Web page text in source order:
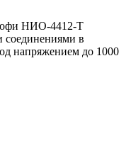
НИО-4412-Т
соединениями в
напряжением до 1000